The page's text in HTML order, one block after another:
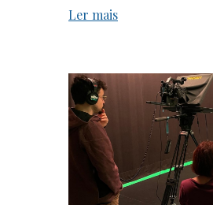
Ler mais